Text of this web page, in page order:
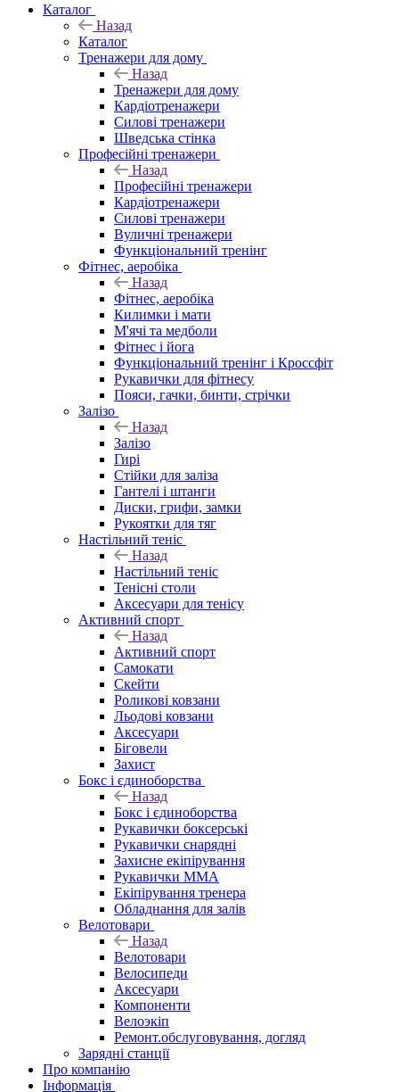
Каталог
Назад
Каталог
Тренажери для дому
Назад
Тренажери для дому
Кардіотренажери
Силові тренажери
Шведська стінка
Професійні тренажери
Назад
Професійні тренажери
Кардіотренажери
Силові тренажери
Вуличні тренажери
Функціональний тренінг
Фітнес, аеробіка
Назад
Фітнес, аеробіка
Килимки і мати
М'ячі та медболи
Фітнес і йога
Функціональний тренінг і Кроссфіт
Рукавички для фітнесу
Пояси, гачки, бинти, стрічки
Залізо
Назад
Залізо
Гирі
Стійки для заліза
Гантелі і штанги
Диски, грифи, замки
Рукоятки для тяг
Настільний теніс
Назад
Настільний теніс
Тенісні столи
Аксесуари для тенісу
Активний спорт
Назад
Активний спорт
Самокати
Скейти
Роликові ковзани
Льодові ковзани
Аксесуари
Біговели
Захист
Бокс і єдиноборства
Назад
Бокс і єдиноборства
Рукавички боксерські
Рукавички снарядні
Захисне екіпірування
Рукавички ММА
Екіпірування тренера
Обладнання для залів
Велотовари
Назад
Велотовари
Велосипеди
Аксесуари
Компоненти
Велоэкіп
Ремонт.обслуговування, догляд
Зарядні станції
Про компанію
Інформація